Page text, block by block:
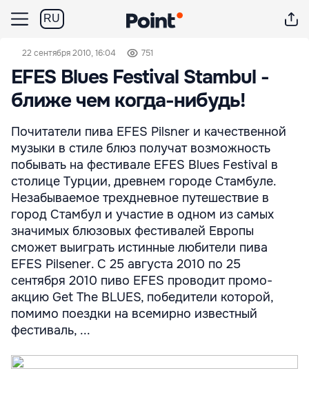
RU
22 сентября 2010, 16:04 751
EFES Blues Festival Stambul -
ближе чем когда-нибудь!
Почитатели пива EFES Pilsner и качественной
музыки в стиле блюз получат возможность
побывать на фестивале EFES Blues Festival в
столице Турции, древнем городе Стамбуле.
Незабываемое трехдневное путешествие в
город Стамбул и участие в одном из самых
значимых блюзовых фестивалей Европы
сможет выиграть истинные любители пива
EFES Pilsener. С 25 августа 2010 по 25
сентября 2010 пиво EFES проводит промо-
акцию Get The BLUES, победители которой,
помимо поездки на всемирно известный
фестиваль, ...